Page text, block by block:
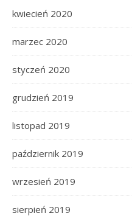
kwiecień 2020
marzec 2020
styczeń 2020
grudzień 2019
listopad 2019
październik 2019
wrzesień 2019
sierpień 2019